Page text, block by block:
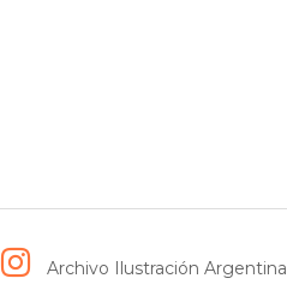
Archivo Ilustración Argentina